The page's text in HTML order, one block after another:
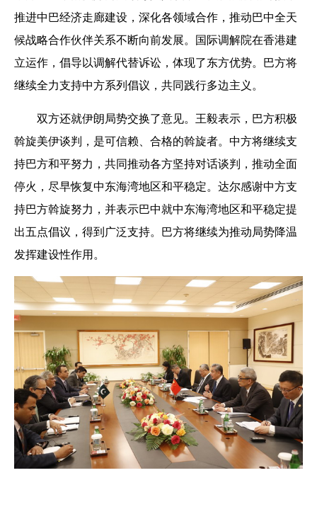
推进中巴经济走廊建设，深化各领域合作，推动巴中全天
候战略合作伙伴关系不断向前发展。国际调解院在香港建
立运作，倡导以调解代替诉讼，体现了东方优势。巴方将
继续全力支持中方系列倡议，共同践行多边主义。
双方还就伊朗局势交换了意见。王毅表示，巴方积极
斡旋美伊谈判，是可信赖、合格的斡旋者。中方将继续支
持巴方和平努力，共同推动各方坚持对话谈判，推动全面
停火，尽早恢复中东海湾地区和平稳定。达尔感谢中方支
持巴方斡旋努力，并表示巴中就中东海湾地区和平稳定提
出五点倡议，得到广泛支持。巴方将继续为推动局势降温
发挥建设性作用。